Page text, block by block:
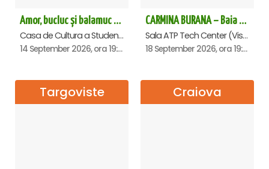
Amor, bucluc și balamuc - Premiera națională - Cluj Napoca
Casa de Cultura a Studentilor Dumitru Farcas, Cluj-Napoca
14 September 2026, ora 19:30
CARMINA BURANA – Baia Mare
Sala ATP Tech Center (Vis a vis de Auchan), Baia-Mare
18 September 2026, ora 19:00
Targoviste Craiova